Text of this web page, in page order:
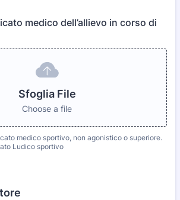
medico dell’allievo in corso di
Sfoglia File
Choose a file
medico sportivo, non agonistico o superiore.
Ludico sportivo